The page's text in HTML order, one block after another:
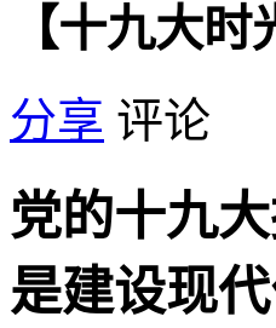
【十九大
分享 评论
党的十九
是建设现